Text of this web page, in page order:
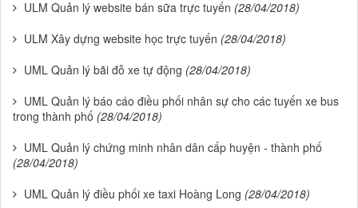
ULM Quản lý website bán sữa trực tuyến (28/04/2018)
ULM Xây dựng website học trực tuyến (28/04/2018)
UML Quản lý bãi đỗ xe tự động (28/04/2018)
UML Quản lý báo cáo điều phối nhân sự cho các tuyến xe bus
trong thành phố (28/04/2018)
UML Quản lý chứng minh nhân dân cấp huyện - thành phố
(28/04/2018)
UML Quản lý điều phối xe taxi Hoàng Long (28/04/2018)